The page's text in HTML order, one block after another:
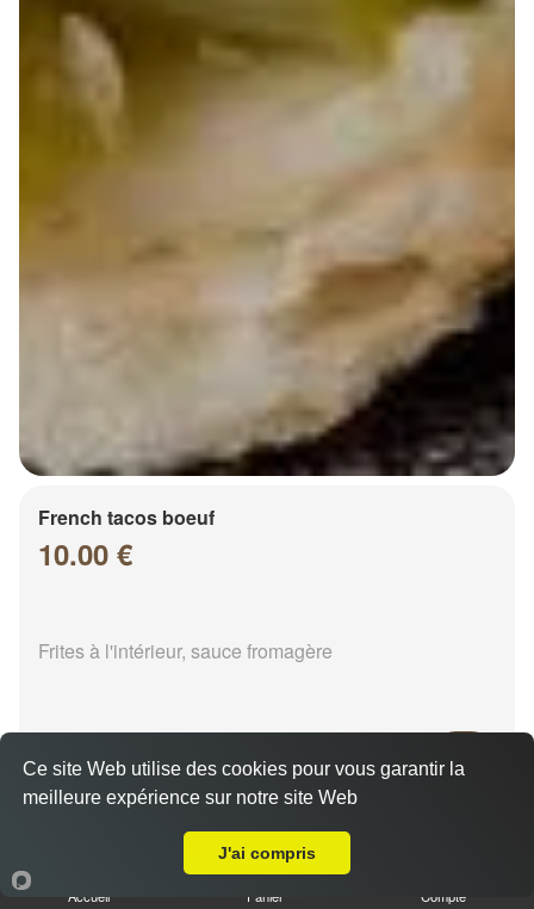
French tacos boeuf
10.00 €
Frites à l'intérieur, sauce fromagère
Accueil Panier Compte
Ce site Web utilise des cookies pour vous garantir la
meilleure expérience sur notre site Web
J'ai compris